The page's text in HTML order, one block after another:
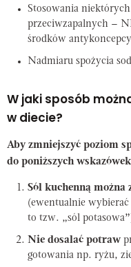
Stosowania
przeciwzapalnych –
środków
Nadmiaru spożycia
W jaki sposób
w diecie?
Aby zmniejszyć poziom
do poniższych
Sól kuchenną
(ewentualnie
to tzw. „sól
Nie dosalać potraw
gotowania np. ryżu,